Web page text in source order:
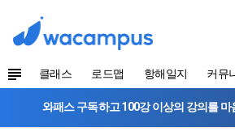
클래스 로드맵 항해일지 커뮤
와패스 구독하고 100강 이상의 강의를